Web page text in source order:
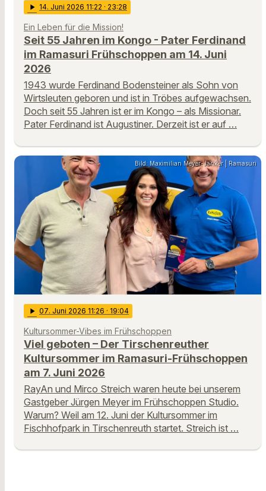
play_arrow 14. Juni 2026 11:22 · 23:28
Ein Leben für die Mission!
Seit 55 Jahren im Kongo - Pater Ferdinand
im Ramasuri Frühschoppen am 14. Juni
2026
1943 wurde Ferdinand Bodensteiner als Sohn von
Wirtsleuten geboren und ist in Tröbes aufgewachsen.
Doch seit 55 Jahren ist er im Kongo – als Missionar.
Pater Ferdinand ist Augustiner. Derzeit ist er auf …
Bild: Maximilian Meyer-Janker | Ramasuri
play_arrow 07. Juni 2026 11:26 · 19:04
Kultursommer-Vibes im Frühschoppen
Viel geboten – Der Tirschenreuther
Kultursommer im Ramasuri-Frühschoppen
am 7. Juni 2026
RayAn und Mirco Streich waren heute bei unserem
Gastgeber Jürgen Meyer im Frühschoppen Studio.
Warum? Weil am 12. Juni der Kultursommer im
Fischhofpark in Tirschenreuth startet. Streich ist …